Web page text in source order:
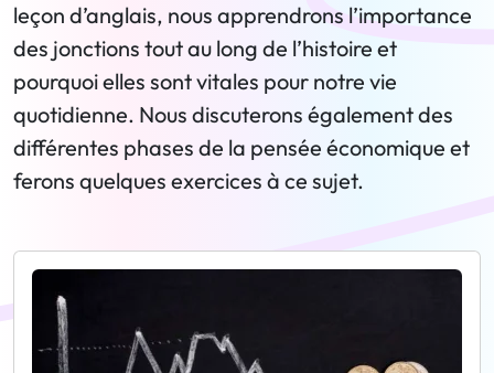
leçon d’anglais, nous apprendrons l’importance
des jonctions tout au long de l’histoire et
pourquoi elles sont vitales pour notre vie
quotidienne. Nous discuterons également des
différentes phases de la pensée économique et
ferons quelques exercices à ce sujet.